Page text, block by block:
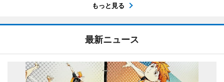
もっと見る
最新ニュース